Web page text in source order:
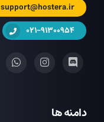
support@hostera.ir
021-91300954
دامنه ها